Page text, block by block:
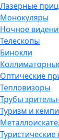
Лазерные
Монокуляры
Ночное
Телескопы
Бинокли
Оптические
Тепловизоры
Трубы
Туризм и